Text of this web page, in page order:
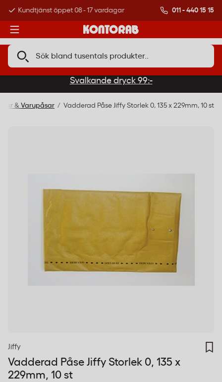
Kundtjänst öppet 08 - 17 vardagar Över 500 000
011 - 440 15 15
Svalkande dryck 99:-
& Varupåsar Vadderad Påse Jiffy Storlek 0, 135 x 229mm, 10 st
Jiffy
Vadderad Påse Jiffy Storlek 0, 135 x
229mm, 10 st